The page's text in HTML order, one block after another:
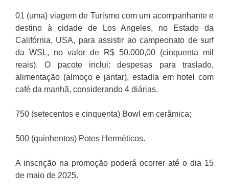
01 (uma) viagem de Turismo com um acompanhante e
destino à cidade de Los Angeles, no Estado da
Califórnia, USA, para assistir ao campeonato de surf
da WSL, no valor de R$ 50.000,00 (cinquenta mil
reais). O pacote inclui: despesas para traslado,
alimentação (almoço e jantar), estadia em hotel com
café da manhã, considerando 4 diárias.
750 (setecentos e cinquenta) Bowl em cerâmica;
500 (quinhentos) Potes Herméticos.
A inscrição na promoção poderá ocorrer até o dia 15
de maio de 2025.